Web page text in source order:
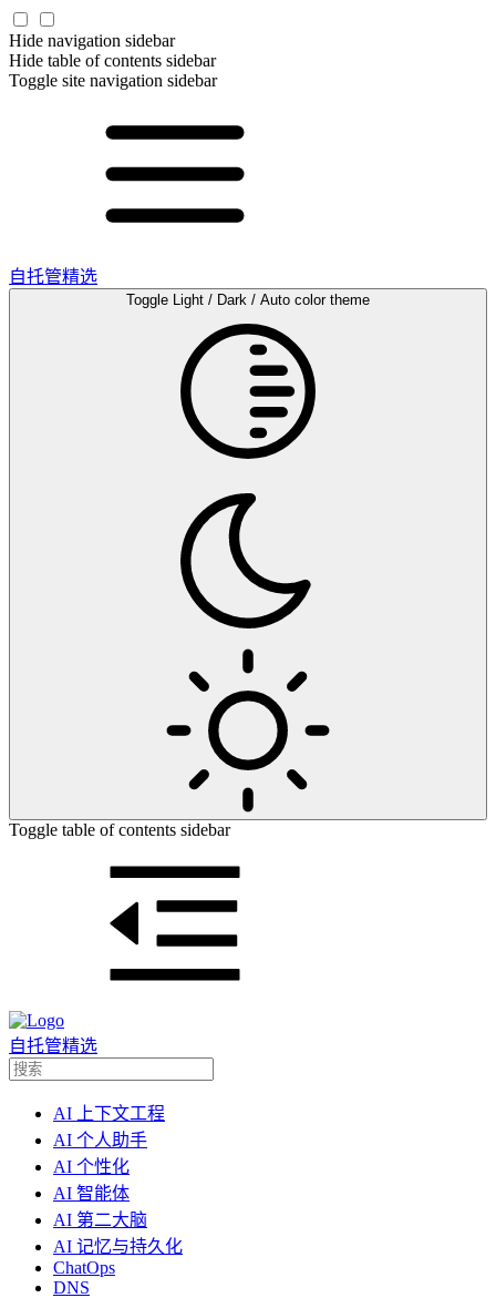
Hide navigation sidebar
Hide table of contents sidebar
Toggle site navigation sidebar
自托管精选
Toggle Light / Dark / Auto color theme
Toggle table of contents sidebar
自托管精选
AI 上下文工程
AI 个人助手
AI 个性化
AI 智能体
AI 第二大脑
AI 记忆与持久化
ChatOps
DNS